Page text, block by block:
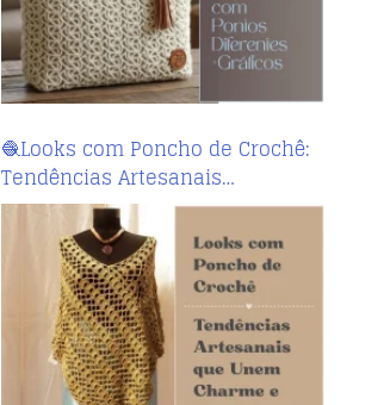
🧶Looks com Poncho de Crochê:
Tendências Artesanais…